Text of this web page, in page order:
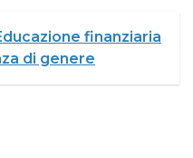
finanziaria
di genere